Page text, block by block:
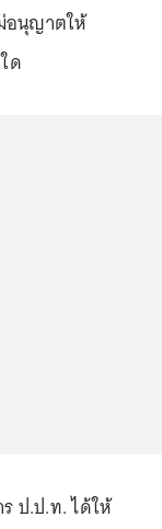
อนุญาตให้
ด
ป.ป.ท. ได้ให้